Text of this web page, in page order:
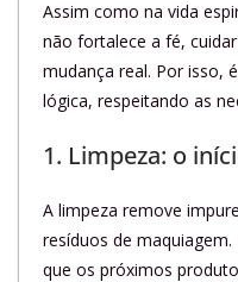
Assim como na vida
não fortalece a fé,
mudança real. Por isso,
lógica, respeitando as
1. Limpeza: o
A limpeza remove
resíduos de
que os próximos